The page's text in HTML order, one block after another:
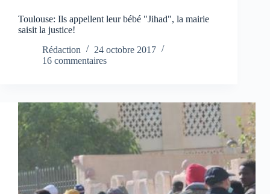
Toulouse: Ils appellent leur bébé "Jihad", la mairie
saisit la justice!
Rédaction
24 octobre 2017
16 commentaires